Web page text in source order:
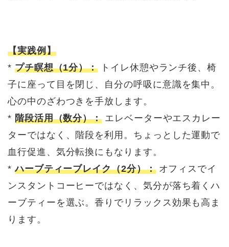
【実践例】
* プチ瞑想（1分）： トイレ休憩やランチ後、椅
子に座って目を閉じ、自分の呼吸に意識を集中。
心の中のざわつきを手放します。
* 階段活用（数分）： エレベーターやエスカレー
ターではなく、階段を利用。ちょっとした運動で
血行促進、気分転換にもなります。
*ハーブティーブレイク（2分）：オフィスでイ
ンスタントコーヒーではなく、気分が落ち着くハ
ーブティーを選ぶ。香りでリラックス効果も高ま
ります。